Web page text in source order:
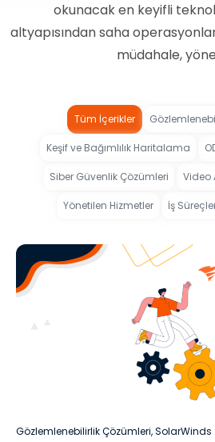
okunacak en keyifli
altyapısından saha
müdahale,
Keşif ve Bağımlılık Haritalama
Siber Güvenlik Çözümleri Video
Yönetilen Hizmetler İş
Tüm İçerikler
Gözlemlenebilirlik Çözümleri,SolarWinds